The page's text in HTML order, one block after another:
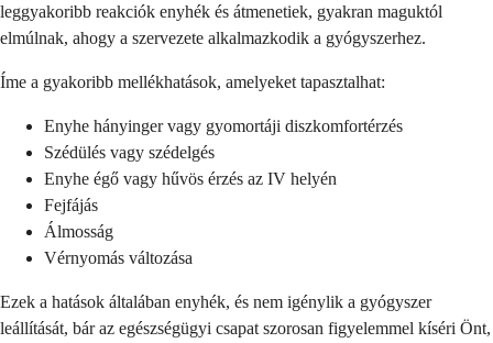
leggyakoribb reakciók enyhék és átmenetiek, gyakran maguktól
elmúlnak, ahogy a szervezete alkalmazkodik a gyógyszerhez.
Íme a gyakoribb mellékhatások, amelyeket tapasztalhat:
Enyhe hányinger vagy gyomortáji diszkomfortérzés
Szédülés vagy szédelgés
Enyhe égő vagy hűvös érzés az IV helyén
Fejfájás
Álmosság
Vérnyomás változása
Ezek a hatások általában enyhék, és nem igénylik a gyógyszer
leállítását, bár az egészségügyi csapat szorosan figyelemmel kíséri Önt,